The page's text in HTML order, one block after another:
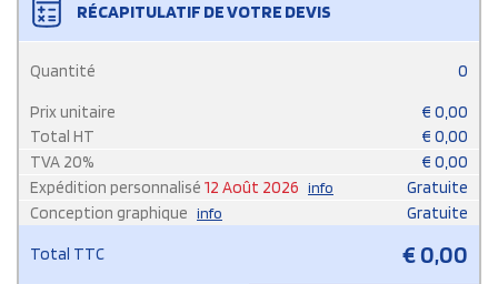
RÉCAPITULATIF DE VOTRE DEVIS
Quantité 0
Prix unitaire € 0,00
Total HT
€ 0,00
TVA 20% € 0,00
Expédition personnalisé 12 Août 2026 info
Gratuite
Conception graphique info Gratuite
Total TTC €0,00